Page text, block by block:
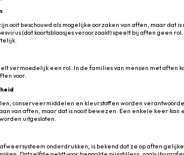
ooit beschouwd als mogelijke oorzaken van aften, maar dat is
(dat koortsblaasjes veroorzaakt) speelt bij aften geen
vermoedelijk een rol. In de families van mensen met aften
voor.
conserveermiddelen en kleurstoffen worden
van aften, maar dat is nooit bewezen. Een enkele keer kan
uitgesloten.
onderdrukken, is bekend dat ze op aften